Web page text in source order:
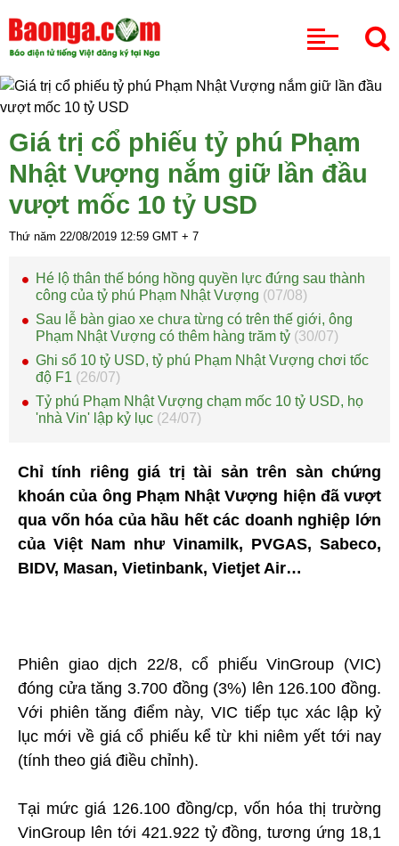
Giá trị cổ phiếu tỷ phú Phạm
Nhật Vượng nắm giữ lần đầu
vượt mốc 10 tỷ USD
Thứ năm 22/08/2019 12:59 GMT + 7
Hé lộ thân thế bóng hồng quyền lực đứng sau thành
công của tỷ phú Phạm Nhật Vượng (07/08)
Sau lễ bàn giao xe chưa từng có trên thế giới, ông
Phạm Nhật Vượng có thêm hàng trăm tỷ (30/07)
Ghi sổ 10 tỷ USD, tỷ phú Phạm Nhật Vượng chơi tốc
độ F1 (26/07)
Tỷ phú Phạm Nhật Vượng chạm mốc 10 tỷ USD, họ
'nhà Vin' lập kỷ lục (24/07)
Chỉ tính riêng giá trị tài sản trên sàn chứng
khoán của ông Phạm Nhật Vượng hiện đã vượt
qua vốn hóa của hầu hết các doanh nghiệp lớn
của Việt Nam như Vinamilk, PVGAS, Sabeco,
BIDV, Masan, Vietinbank, Vietjet Air…
Phiên giao dịch 22/8, cổ phiếu VinGroup (VIC)
đóng cửa tăng 3.700 đồng (3%) lên 126.100 đồng.
Với phiên tăng điểm này, VIC tiếp tục xác lập kỷ
lục mới về giá cổ phiếu kể từ khi niêm yết tới nay
(tính theo giá điều chỉnh).
Tại mức giá 126.100 đồng/cp, vốn hóa thị trường
VinGroup lên tới 421.922 tỷ đồng, tương ứng 18,1